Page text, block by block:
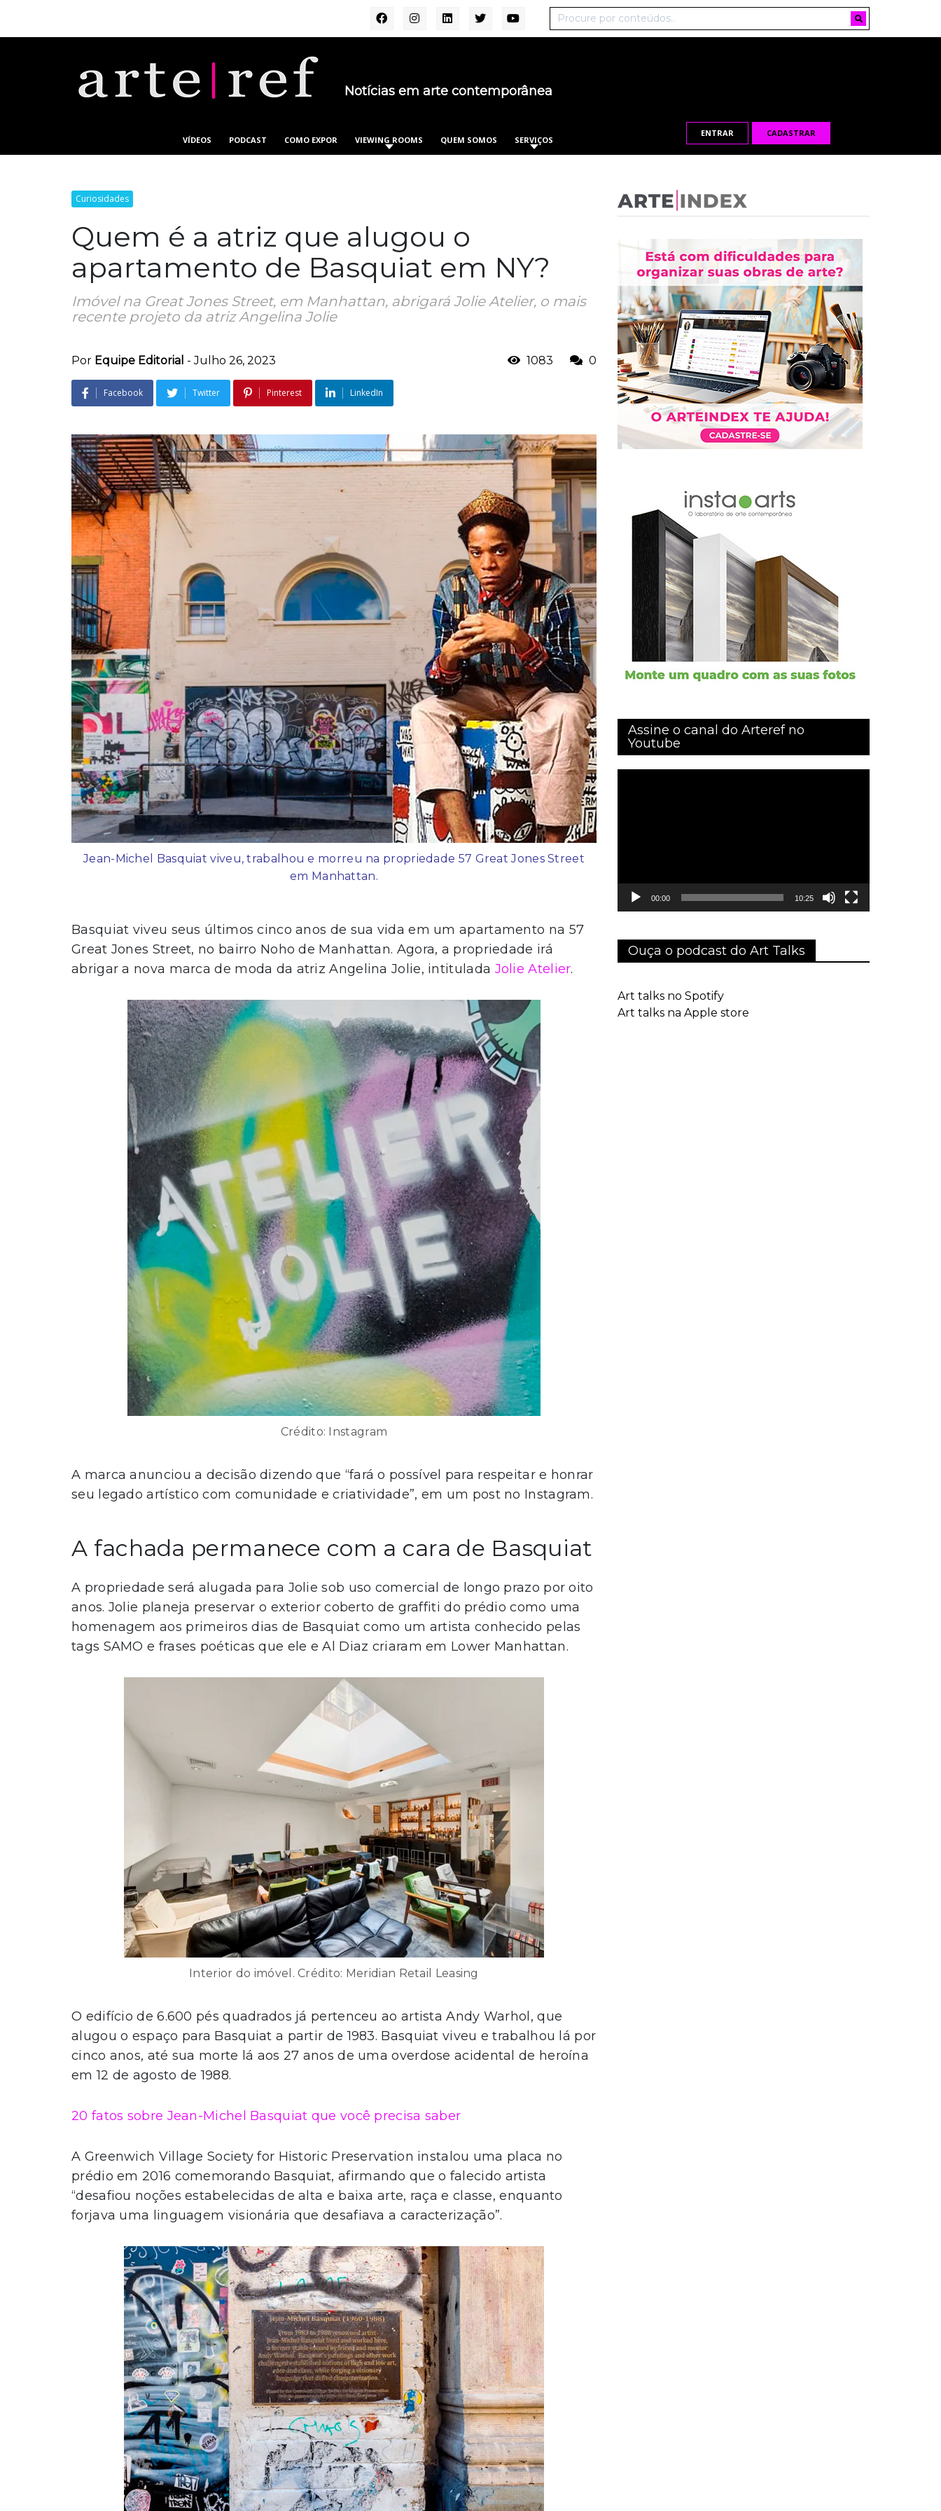
Notícias em arte contemporânea
VÍDEOS PODCAST COMO EXPOR VIEWING ROOMS QUEM SOMOS SERVIÇOS
ENTRAR CADASTRAR
Curiosidades
Quem é a atriz que alugou o
apartamento de Basquiat em NY?
Imóvel na Great Jones Street, em Manhattan, abrigará Jolie Atelier, o mais
recente projeto da atriz Angelina Jolie
Por Equipe Editorial -Julho 26, 2023 1083 0
Facebook Twitter Pinterest LinkedIn
Jean-Michel Basquiat viveu, trabalhou e morreu na propriedade 57 Great Jones Street
em Manhattan.
Basquiat viveu seus últimos cinco anos de sua vida em um apartamento na 57
Great Jones Street, no bairro Noho de Manhattan. Agora, a propriedade irá
abrigar a nova marca de moda da atriz Angelina Jolie, intitulada Jolie Atelier.
Crédito: Instagram
A marca anunciou a decisão dizendo que “fará o possível para respeitar e honrar
seu legado artístico com comunidade e criatividade”, em um post no Instagram.
A fachada permanece com a cara de Basquiat
A propriedade será alugada para Jolie sob uso comercial de longo prazo por oito
anos. Jolie planeja preservar o exterior coberto de graffiti do prédio como uma
homenagem aos primeiros dias de Basquiat como um artista conhecido pelas
tags SAMO e frases poéticas que ele e Al Diaz criaram em Lower Manhattan.
Interior do imóvel. Crédito: Meridian Retail Leasing
O edifício de 6.600 pés quadrados já pertenceu ao artista Andy Warhol, que
alugou o espaço para Basquiat a partir de 1983. Basquiat viveu e trabalhou lá por
cinco anos, até sua morte lá aos 27 anos de uma overdose acidental de heroína
em 12 de agosto de 1988.
20 fatos sobre Jean-Michel Basquiat que você precisa saber
A Greenwich Village Society for Historic Preservation instalou uma placa no
prédio em 2016 comemorando Basquiat, afirmando que o falecido artista
“desafiou noções estabelecidas de alta e baixa arte, raça e classe, enquanto
forjava uma linguagem visionária que desafiava a caracterização”.
Assine o canal do Arteref no
Youtube
00:00 10:25
Ouça o podcast do Art Talks
Art talks no Spotify
Art talks na Apple store